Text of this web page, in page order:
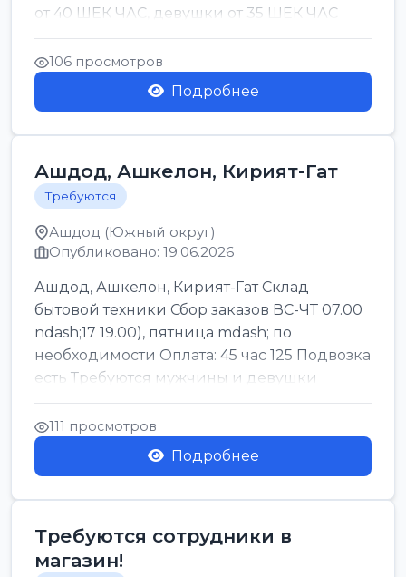
от 40 ШЕК ЧАС, девушки от 35 ШЕК ЧАС
БОНУСЫ 1500 ШЕК ...
106 просмотров
Подробнее
Ашдод, Ашкелон, Кирият-Гат
Требуются
Ашдод (Южный округ)
Опубликовано: 19.06.2026
Ашдод, Ашкелон, Кирият-Гат Склад
бытовой техники Сбор заказов ВС-ЧТ 07.00
ndash;17 19.00), пятница mdash; по
необходимости Оплата: 45 час 125 Подвозка
есть Требуются мужчины и девушки
Только официальн...
111 просмотров
Подробнее
Требуются сотрудники в
магазин!